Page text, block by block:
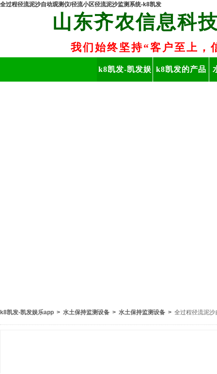
全过程径流泥沙自动观测仪/径流小区径流泥沙监测系统-k8凯发
山东齐农信息科
我们始终坚持“客户至上，
k8凯发-凯发娱 k8凯发的产品
k8凯发-凯发娱乐app > 水土保持监测设备 > 水土保持监测设备 > 全过程径流泥沙